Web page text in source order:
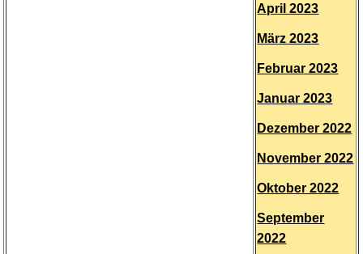
April 2023
März 2023
Februar 2023
Januar 2023
Dezember 2022
November 2022
Oktober 2022
September
2022